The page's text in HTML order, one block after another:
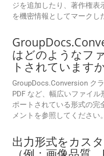
ジを追加したり、著作権表
を機密情報としてマークし
はどのようなフ
トされています
GroupDocs.Conversion ク
PDF など、幅広いファイ
ポートされている形式の完
メントを参照してください。
出力形式をカス